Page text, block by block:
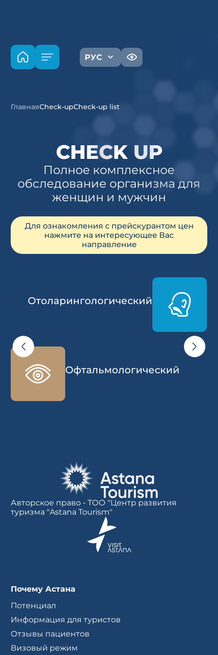
РУС
ГлавнаяCheck-upCheck-up list
CHECK UP
Полное комплексное
обследование организма для
женщин и мужчин
Для ознакомления с прейскурантом цен
нажмите на интересующее Вас
направление
Отоларингологический
Офтальмологический
Авторское право - ТОО "Центр развития
туризма "Astana Tourism"
Почему Астана
Потенциал
Информация для туристов
Отзывы пациентов
Визовый режим